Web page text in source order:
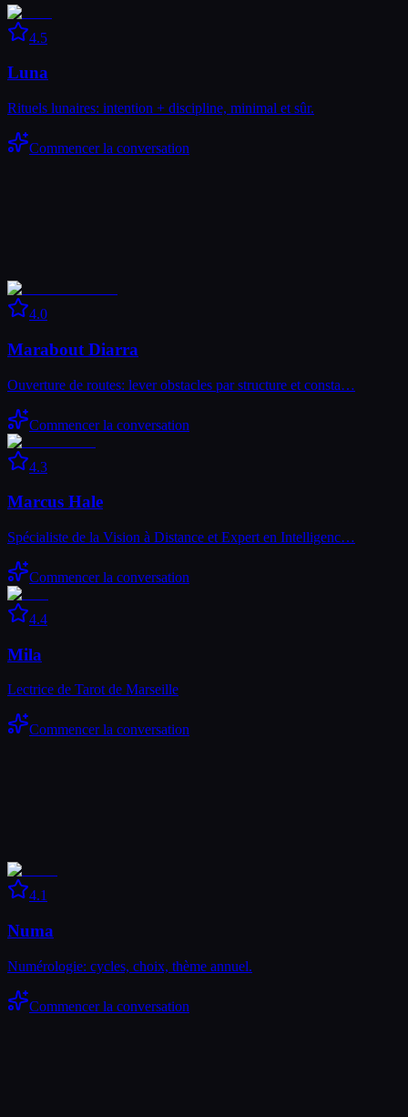
4.5
Luna
Rituels lunaires: intention + discipline, minimal et sûr.
Commencer la conversation
4.0
Marabout Diarra
Ouverture de routes: lever obstacles par structure et consta…
Commencer la conversation
4.3
Marcus Hale
Spécialiste de la Vision à Distance et Expert en Intelligenc…
Commencer la conversation
4.4
Mila
Lectrice de Tarot de Marseille
Commencer la conversation
4.1
Numa
Numérologie: cycles, choix, thème annuel.
Commencer la conversation